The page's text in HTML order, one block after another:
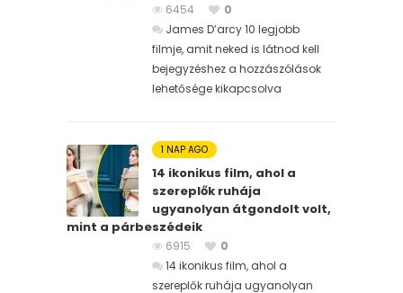
6454
0
James D’arcy 10 legjobb
filmje, amit neked is látnod kell
bejegyzéshez a hozzászólások
lehetősége kikapcsolva
1 NAP AGO
14 ikonikus film, ahol a
szereplők ruhája
ugyanolyan átgondolt volt,
mint a párbeszédeik
6915
0
14 ikonikus film, ahol a
szereplők ruhája ugyanolyan